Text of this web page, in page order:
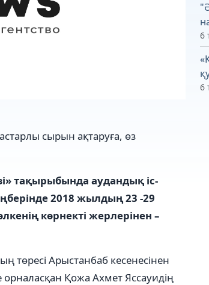
сырын ақтаруға, өз
тақырыбында аудандық іс-
2018 жылдың 23 -29
көрнекті жерлерінен –
төресі Арыстанбаб кесенесінен
орналасқан Қожа Ахмет Яссауидің
6
6